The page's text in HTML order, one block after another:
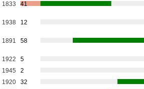
1833 41
1938 12
1891 58
1922
5
1945
2
1920
32